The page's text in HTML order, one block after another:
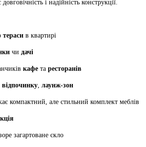
і надійність конструкції.
тераси в квартирі
чи дачі
кафе та ресторанів
відпочинку лаунж-зон
компактний, але стильний комплект меблів
загартоване скло